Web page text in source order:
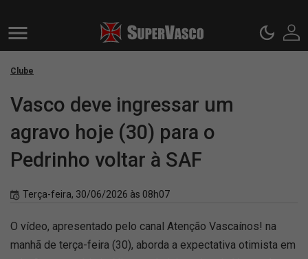
Clube
Vasco deve ingressar um
agravo hoje (30) para o
Pedrinho voltar à SAF
Terça-feira, 30/06/2026 às 08h07
O vídeo, apresentado pelo canal Atenção Vascaínos! na
manhã de terça-feira (30), aborda a expectativa otimista em